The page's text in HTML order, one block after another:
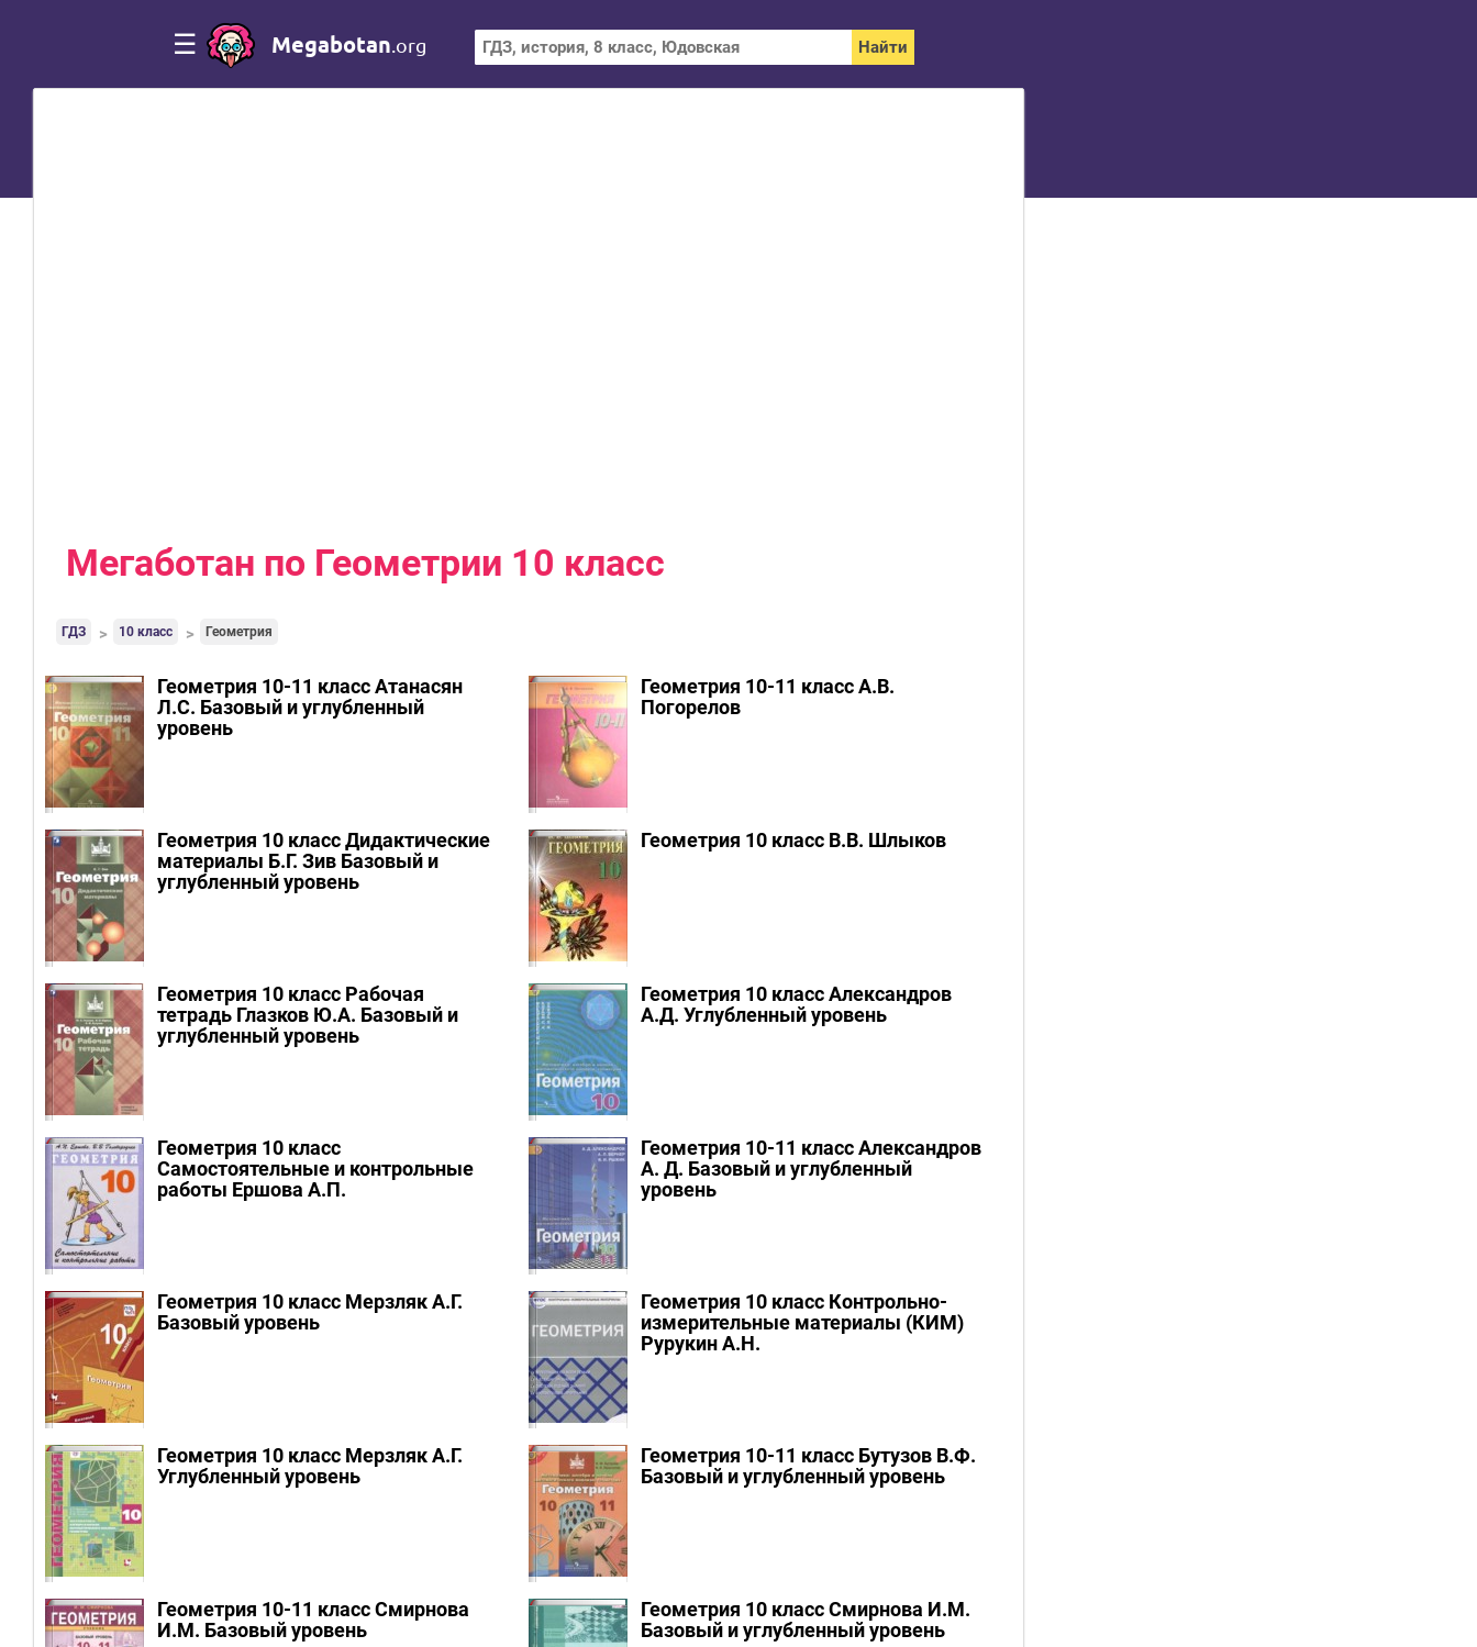
☰ Megabotan .org
Мегаботан по Геометрии 10 класс
ГДЗ 10 класс Геометрия
Геометрия 10-11 класс Атанасян
Л.С. Базовый и углубленный
уровень
Геометрия 10-11 класс А.В.
Погорелов
Геометрия 10 класс Дидактические
материалы Б.Г. Зив Базовый и
углубленный уровень
Геометрия 10 класс В.В. Шлыков
Геометрия 10 класс Рабочая
тетрадь Глазков Ю.А. Базовый и
углубленный уровень
Геометрия 10 класс Александров
А.Д. Углубленный уровень
Геометрия 10 класс
Самостоятельные и контрольные
работы Ершова А.П.
Геометрия 10-11 класс Александров
А. Д. Базовый и углубленный
уровень
Геометрия 10 класс Мерзляк А.Г.
Базовый уровень
Геометрия 10 класс Контрольно-
измерительные материалы (КИМ)
Рурукин А.Н.
Геометрия 10 класс Мерзляк А.Г.
Углубленный уровень
Геометрия 10-11 класс Бутузов В.Ф.
Базовый и углубленный уровень
Геометрия 10-11 класс Смирнова
И.М. Базовый уровень
Геометрия 10 класс Смирнова И.М.
Базовый и углубленный уровень